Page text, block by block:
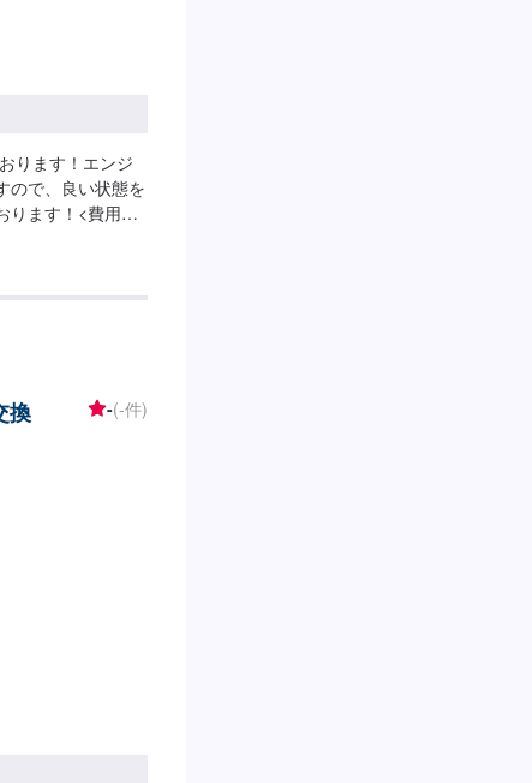
ります！エンジ
ので、良い状態を
ります！<費用に
換 -(-件)